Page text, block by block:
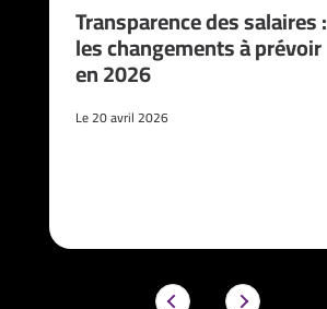
Transparence des salaires :
les changements à prévoir
en 2026
Le 20 avril 2026